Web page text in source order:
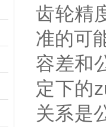
齿轮精
准的可
容差和
定下的
关系是